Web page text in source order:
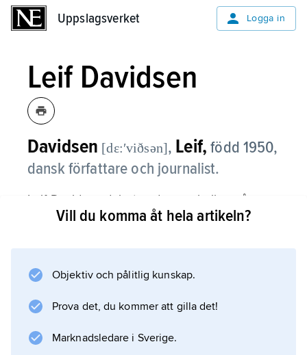
Uppslagsverket Logga in
Leif Davidsen
Davidsen [dɛ:ʹviðsən], Leif, född 1950,
dansk författare och journalist.
Leif Davidsen debuterade som lyriker på
1970-talet och gav 1988 ut sin första
. Samma år fick han sitt genombrott med den
Den russiske sangerinde
(”Den ryska sångerskan”), filmatiserad 1993.
De följande böckerna, bland annat
Vill du komma åt hela artikeln?
Objektiv och pålitlig kunskap.
Prova det, du kommer att gilla det!
Marknadsledare i Sverige.